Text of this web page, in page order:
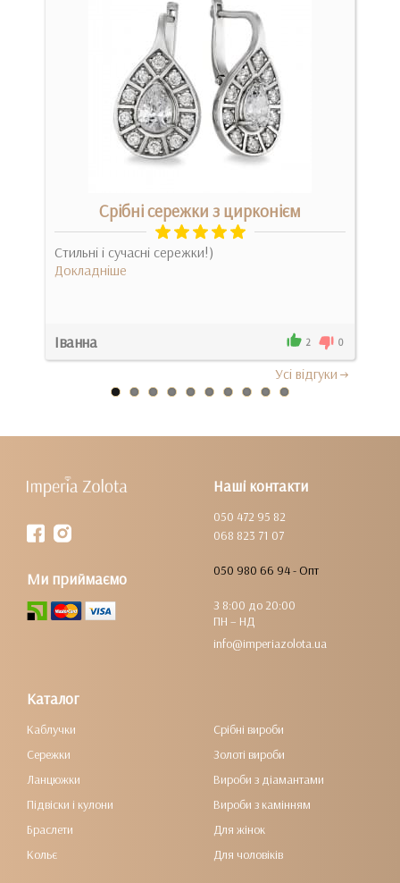
Срібні сережки з цирконієм
Стильні і сучасні сережки!)
Докладніше
Іванна 2 0
Усi вiдгуки
Наші контакти
050 472 95 82
068 823 71 07
050 980 66 94 - Опт
З 8:00 до 20:00
ПН – НД
info@imperiazolota.ua
Ми приймаємо
Каталог
Каблучки
Сережки
Ланцюжки
Підвіски і кулони
Браслети
Кольє
Срібні вироби
Золоті вироби
Вироби з діамантами
Вироби з камінням
Для жінок
Для чоловіків